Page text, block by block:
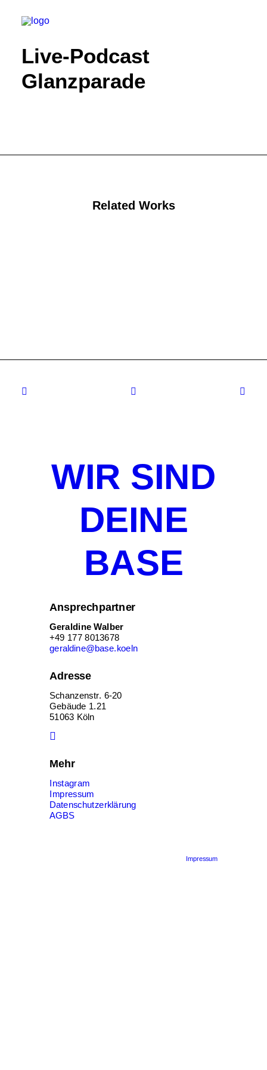
Live-Podcast
Glanzparade
Related Works
WIR SIND
DEINE
BASE
Ansprechpartner
Geraldine Walber
+49 177 8013678
geraldine@base.koeln
Adresse
Schanzenstr. 6-20
Gebäude 1.21
51063 Köln
Mehr
Instagram
Impressum
Datenschutzerklärung
AGBS
Impressum